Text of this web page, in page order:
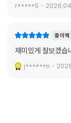
r*****5
종이책
재미있게 잘보겠습
j******n